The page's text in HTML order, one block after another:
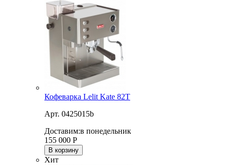
Кофеварка Lelit Kate 82T
Арт. 0425015b
Доставим:в понедельник
155 000 Р
В корзину
Хит